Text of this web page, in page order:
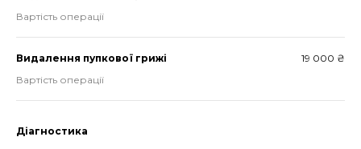
Вартість операції
Видалення пупкової грижі
19 000 ₴
Вартість операції
Діагностика